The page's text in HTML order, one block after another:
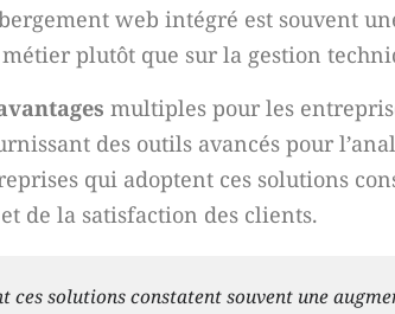
web intégré est souvent
plutôt que sur la gestion
multiples pour les
des outils avancés pour
qui adoptent ces solutions
de la satisfaction des clients.
ces solutions constatent souvent une